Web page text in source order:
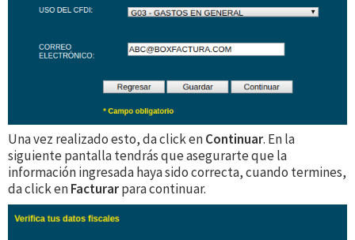
Una vez realizado esto, da click enContinuar. En la
siguiente pantalla tendrás que asegurarte que la
información ingresada haya sido correcta, cuando termines,
da click enFacturarpara continuar.